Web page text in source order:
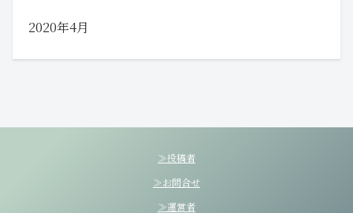
2020年4月
≫投稿者
≫お問合せ
≫運営者